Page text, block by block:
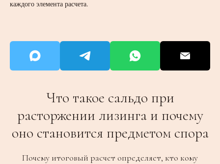
каждого элемента расчета.
Что такое сальдо при
расторжении лизинга и почему
оно становится предметом спора
Почему итоговый расчет определяет, кто кому